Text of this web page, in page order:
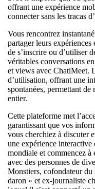
offrant une expérience
connecter sans les tracas
Vous rencontrez
partager leurs
de s’inscrire ou d’utiliser
véritables conversations
et views avec ChatiMeet.
d’utilisation, offrant une
spontanées, permettant
entier.
Cette plateforme met
garantissant que vos
vous cherchiez à discuter
une expérience interactive
mondiale et commencez à
avec des personnes de
Monstiers, cofondateur du
daron » et ex-journaliste